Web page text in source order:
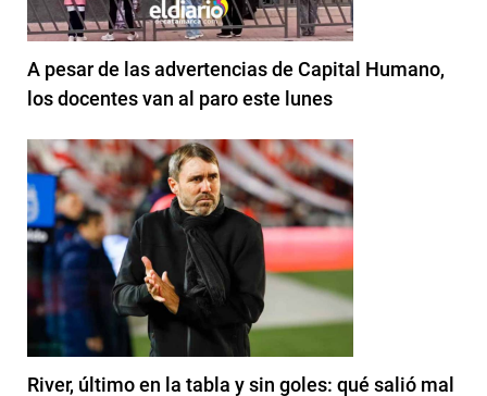
A pesar de las advertencias de Capital Humano,
los docentes van al paro este lunes
River, último en la tabla y sin goles: qué salió mal